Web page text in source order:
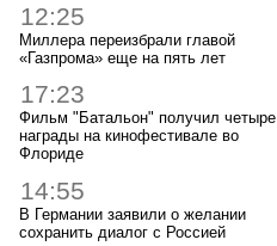
12:25
Миллера переизбрали главой
«Газпрома» еще на пять лет
17:23
Фильм "Батальон" получил четыре
награды на кинофестивале во
Флориде
14:55
В Германии заявили о желании
сохранить диалог с Россией